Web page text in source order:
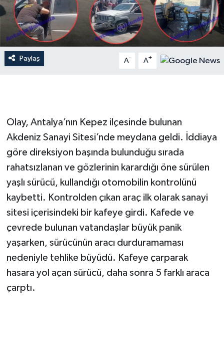
Paylaş A- A+
Olay, Antalya’nın Kepez ilçesinde bulunan
Akdeniz Sanayi Sitesi’nde meydana geldi. İddiaya
göre direksiyon başında bulunduğu sırada
rahatsızlanan ve gözlerinin karardığı öne sürülen
yaşlı sürücü, kullandığı otomobilin kontrolünü
kaybetti. Kontrolden çıkan araç ilk olarak sanayi
sitesi içerisindeki bir kafeye girdi. Kafede ve
çevrede bulunan vatandaşlar büyük panik
yaşarken, sürücünün aracı durduramaması
nedeniyle tehlike büyüdü. Kafeye çarparak
hasara yol açan sürücü, daha sonra 5 farklı araca
çarptı.